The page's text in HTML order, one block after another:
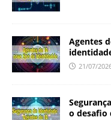
Agentes
21/07/
o desafio